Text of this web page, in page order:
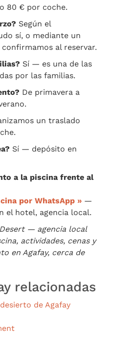
80 € por coche.
Según el
sí, o mediante un
al reservar.
Sí — es una de las
por las familias.
De primavera a
un traslado
Sí — depósito en
a la piscina frente al
por WhatsApp » —
el hotel, agencia local.
— agencia local
actividades, cenas y
en Agafay, cerca de
relacionadas
de Agafay